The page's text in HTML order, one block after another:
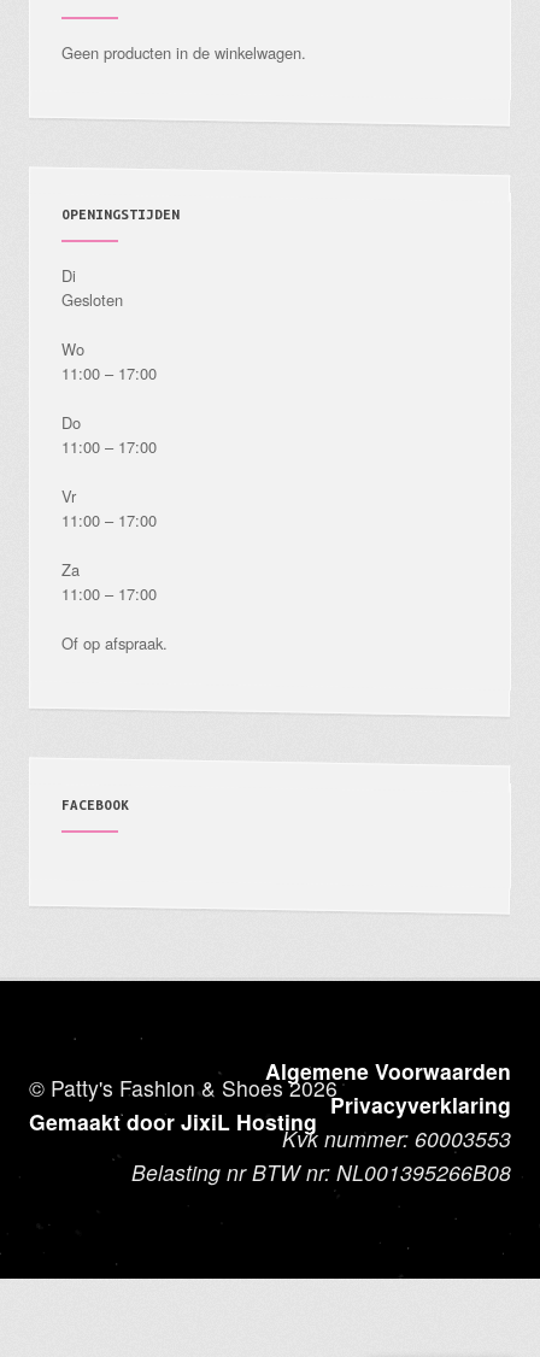
Geen producten in de winkelwagen.
OPENINGSTIJDEN
Di
Gesloten
Wo
11:00 – 17:00
Do
11:00 – 17:00
Vr
11:00 – 17:00
Za
11:00 – 17:00
Of op afspraak.
FACEBOOK
© Patty's Fashion & Shoes 2026
Gemaakt door JixiL Hosting
Algemene Voorwaarden
Privacyverklaring
Kvk nummer: 60003553
Belasting nr BTW nr: NL001395266B08